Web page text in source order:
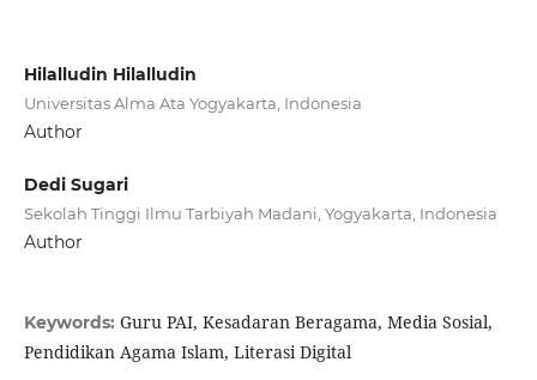
Hilalludin Hilalludin
Universitas Alma Ata Yogyakarta, Indonesia
Author
Dedi Sugari
Sekolah Tinggi Ilmu Tarbiyah Madani, Yogyakarta, Indonesia
Author
Keywords: Guru PAI, Kesadaran Beragama, Media Sosial,
Pendidikan Agama Islam, Literasi Digital